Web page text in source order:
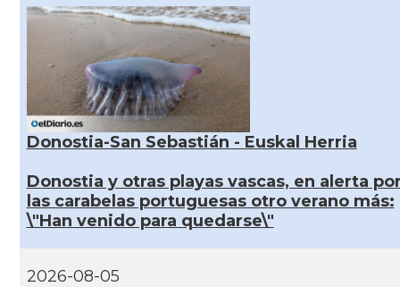
Donostia-San Sebastián - Euskal Herria
Donostia y otras playas vascas, en alerta
las carabelas portuguesas otro verano más:
\"Han venido para quedarse\"
2026-08-05